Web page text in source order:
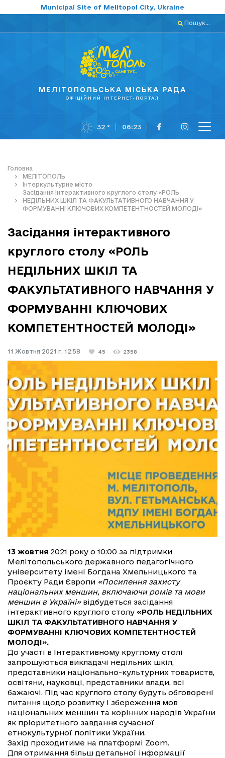
Municipal Site of Melitopol City, Ukraine
Пошук...
МЕЛІТОПОЛЬСЬКА МІСЬКА РАДА
ОФІЦІЙНИЙ ІНТЕРНЕТ-ПОРТАЛ
32 ° 06:23
Головна
МЕЛІТОПОЛЬ
Інтеркультурне місто
Засідання інтерактивного круглого столу «РОЛЬ
НЕДІЛЬНИХ ШКІЛ ТА ФАКУЛЬТАТИВНОГО НАВЧАННЯ У
ФОРМУВАННІ КЛЮЧОВИХ КОМПЕТЕНТНОСТЕЙ МОЛОДІ»
Засідання інтерактивного
круглого столу «РОЛЬ
НЕДІЛЬНИХ ШКІЛ ТА
ФАКУЛЬТАТИВНОГО НАВЧАННЯ У
ФОРМУВАННІ КЛЮЧОВИХ
КОМПЕТЕНТНОСТЕЙ МОЛОДІ»
11 Жовтня 2021 г. 12:58 45 2358
13 жовтня 2021 року о 10:00 за підтримки
Мелітопольського державного педагогічного
університету імені Богдана Хмельницького та
Проєкту Ради Європи «Посилення захисту
національних меншин, включаючи ромів та мови
меншин в Україні»відбудеться засідання
інтерактивного круглого столу «РОЛЬ НЕДІЛЬНИХ
ШКІЛ ТА ФАКУЛЬТАТИВНОГО НАВЧАННЯ У
ФОРМУВАННІ КЛЮЧОВИХ КОМПЕТЕНТНОСТЕЙ
МОЛОДІ».
До участі в Інтерактивному круглому столі
запрошуються викладачі недільних шкіл,
представники національно-культурних товариств,
освітяни, науковці, представники влади, всі
бажаючі. Під час круглого столу будуть обговорені
питання щодо розвитку і збереження мов
національних меншин та корінних народів України
як пріоритетного завдання сучасної
етнокультурної політики України.
Захід проходитиме на платформі Zoom.
Для отримання більш детальної інформації